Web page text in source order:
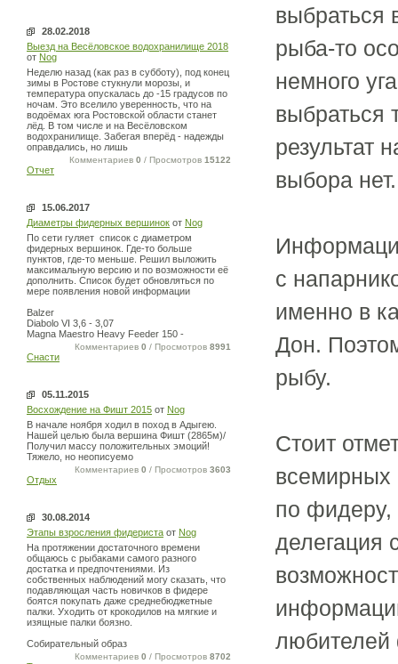
28.02.2018
Выезд на Весёловское водохранилище 2018
от Nog
Неделю назад (как раз в субботу), под конец
зимы в Ростове стукнули морозы, и
температура опускалась до -15 градусов по
ночам. Это вселило уверенность, что на
водоёмах юга Ростовской области станет
лёд. В том числе и на Весёловском
водохранилище. Забегая вперёд - надежды
оправдались, но лишь
Комментариев 0 / Просмотров 15122
Отчет
15.06.2017
Диаметры фидерных вершинок от Nog
По сети гуляет список с диаметром
фидерных вершинок. Где-то больше
пунктов, где-то меньше. Решил выложить
максимальную версию и по возможности её
дополнить. Список будет обновляться по
мере появления новой информации
Balzer
Diabolo VI 3,6 - 3,07
Magna Maestro Heavy Feeder 150 -
Комментариев 0 / Просмотров 8991
Снасти
05.11.2015
Восхождение на Фишт 2015 от Nog
В начале ноября ходил в поход в Адыгею.
Нашей целью была вершина Фишт (2865м)/
Получил массу положительных эмоций!
Тяжело, но неописуемо
Комментариев 0 / Просмотров 3603
Отдых
30.08.2014
Этапы взросления фидериста от Nog
На протяжении достаточного времени
общаюсь с рыбаками самого разного
достатка и предпочтениями. Из
собственных наблюдений могу сказать, что
подавляющая часть новичков в фидере
боятся покупать даже среднебюджетные
палки. Уходить от крокодилов на мягкие и
изящные палки боязно.
Собирательный образ
Комментариев 0 / Просмотров 8702
выбраться
рыба-то
немного
выбраться
результат
выбора нет.
с
именно в
Дон.
рыбу.
Стоит
всемирных
по фидеру,
делегация
любителей